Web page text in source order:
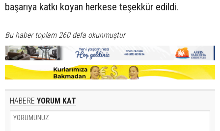
başarıya katkı koyan herkese teşekkür edildi.
Bu haber toplam 260 defa okunmuştur
HABERE YORUM KAT